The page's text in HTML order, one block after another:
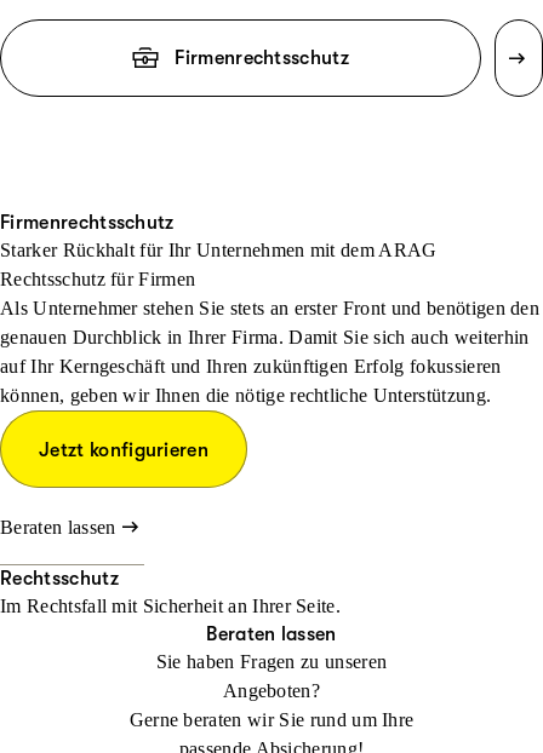
Firmenrechtsschutz
Firmenrechtsschutz
Starker Rückhalt für Ihr Unternehmen mit dem ARAG
Rechtsschutz für Firmen
Als Unternehmer stehen Sie stets an erster Front und benötigen den
genauen Durchblick in Ihrer Firma. Damit Sie sich auch weiterhin
auf Ihr Kerngeschäft und Ihren zukünftigen Erfolg fokussieren
können, geben wir Ihnen die nötige rechtliche Unterstützung.
Jetzt konfigurieren
Beraten lassen
Rechtsschutz
Im Rechtsfall mit Sicher­heit an Ihrer Seite.
Beraten lassen
Sie haben Fragen zu unseren
Angeboten?
Gerne beraten wir Sie rund um Ihre
passende Absicherung!